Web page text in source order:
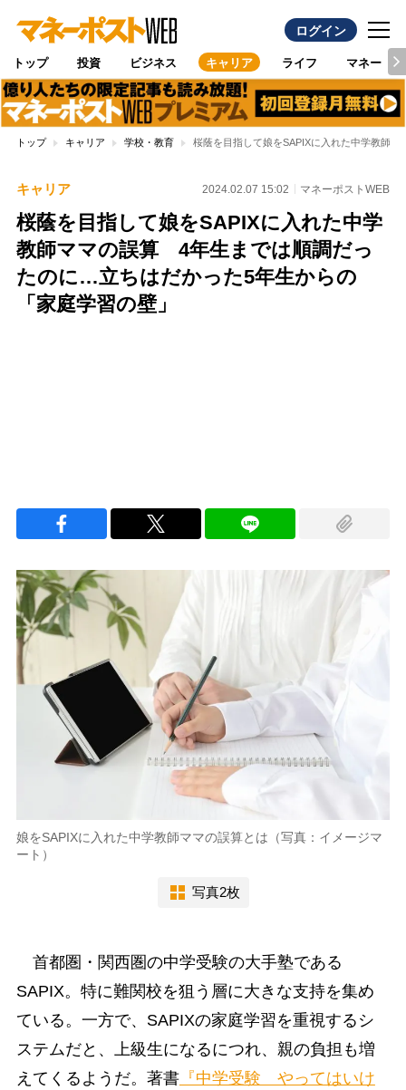
ログイン
トップ 投資 ビジネス キャリア ライフ マネー
トップ キャリア 学校・教育 桜蔭を目指して娘をSAPIXに入れた中学教師
キャリア 2024.02.07 15:02 マネーポストWEB
桜蔭を目指して娘をSAPIXに入れた中学
教師ママの誤算 4年生までは順調だっ
たのに…立ちはだかった5年生からの
「家庭学習の壁」
娘をSAPIXに入れた中学教師ママの誤算とは（写真：イメージマ
ート）
写真2枚
首都圏・関西圏の中学受験の大手塾である
SAPIX。特に難関校を狙う層に大きな支持を集め
ている。一方で、SAPIXの家庭学習を重視するシ
ステムだと、上級生になるにつれ、親の負担も増
えてくるようだ。著書『中学受験 やってはいけ